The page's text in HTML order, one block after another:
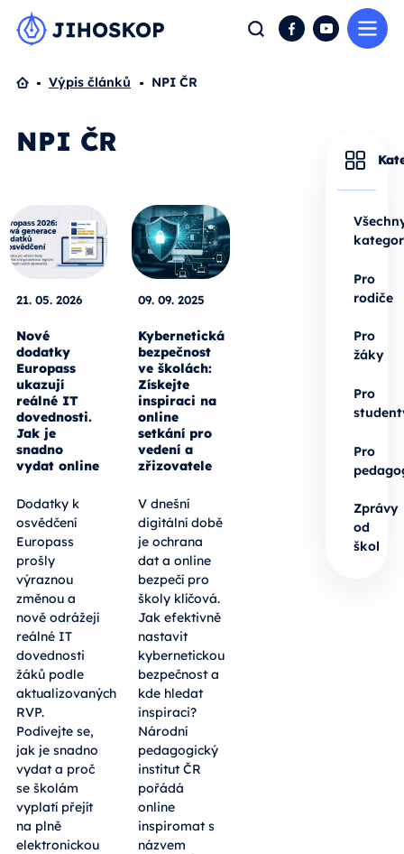
Hledat FacebookYouTube
Domů
Výpis článků NPI ČR
NPI ČR
21. 05. 2026
Nové
dodatky
Europass
ukazují
reálné IT
dovednosti.
Jak je
snadno
vydat online
Dodatky k
osvědčení
Europass
prošly
výraznou
změnou a
nově odrážejí
reálné IT
dovednosti
žáků podle
aktualizovaných
RVP.
Podívejte se,
jak je snadno
vydat a proč
se školám
vyplatí přejít
na plně
elektronickou
09. 09. 2025
Kybernetická
bezpečnost
ve školách:
Získejte
inspiraci na
online
setkání pro
vedení a
zřizovatele
V dnešní
digitální době
je ochrana
dat a online
bezpečí pro
školy klíčová.
Jak efektivně
nastavit
kybernetickou
bezpečnost a
kde hledat
inspiraci?
Národní
pedagogický
institut ČR
pořádá
online
inspiromat s
názvem
Pro
rodiče
Pro
žáky
Pro
Pro
Zprávy
od
škol